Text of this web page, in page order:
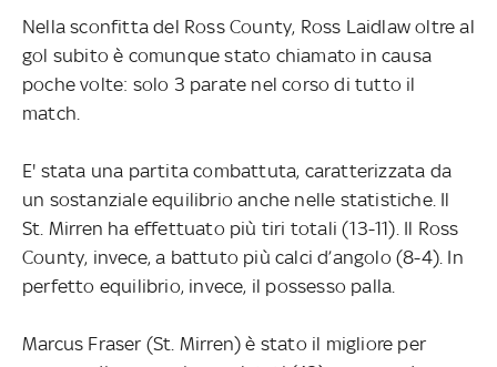
Nella sconfitta del Ross County, Ross Laidlaw oltre al
gol subito è comunque stato chiamato in causa
poche volte: solo 3 parate nel corso di tutto il
match.
E' stata una partita combattuta, caratterizzata da
un sostanziale equilibrio anche nelle statistiche. Il
St. Mirren ha effettuato più tiri totali (13-11). Il Ross
County, invece, a battuto più calci d’angolo (8-4). In
perfetto equilibrio, invece, il possesso palla.
Marcus Fraser (St. Mirren) è stato il migliore per